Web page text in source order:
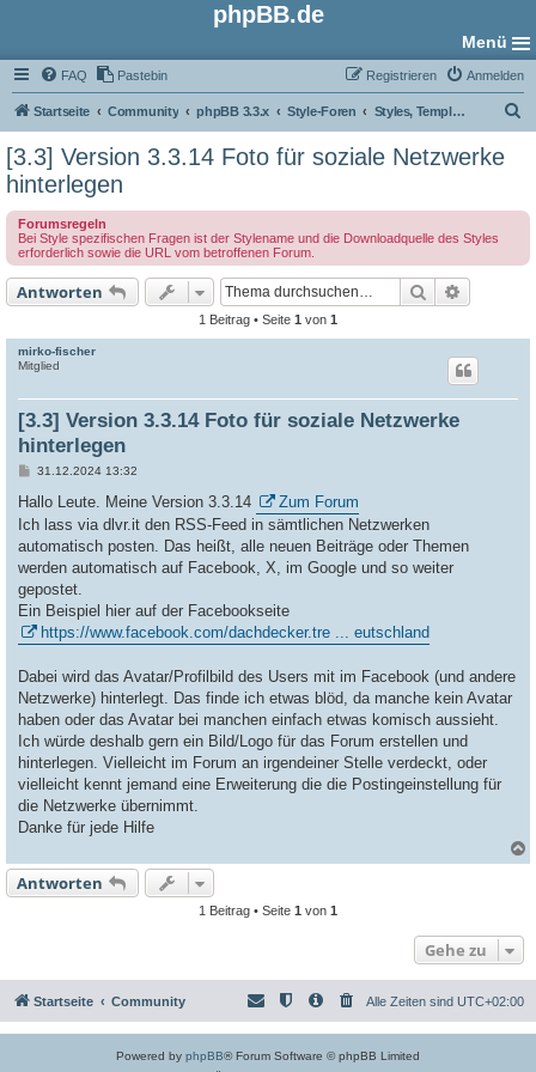
phpBB.de
Menü
FAQ Pastebin Anmelden
Registrieren
Startseite Community phpBB 3.3.x Style-Foren Styles, Templates und Grafiken
[3.3] Version 3.3.14 Foto für soziale Netzwerke
hinterlegen
Forumsregeln
Bei Style spezifischen Fragen ist der Stylename und die Downloadquelle des Styles
erforderlich sowie die URL vom betroffenen Forum.
Antworten Suche
1 Beitrag • Seite 1 von 1
mirko-fischer
Mitglied
[3.3] Version 3.3.14 Foto für soziale Netzwerke
hinterlegen
B
i
r
a
g
31.12.2024 13:32
Hallo Leute. Meine Version 3.3.14
Zum Forum
Ich lass via dlvr.it den RSS-Feed in sämtlichen Netzwerken
automatisch posten. Das heißt, alle neuen Beiträge oder Themen
werden automatisch auf Facebook, X, im Google und so weiter
gepostet.
Ein Beispiel hier auf der Facebookseite
https://www.facebook.com/dachdecker.tre ... eutschland
Dabei wird das Avatar/Profilbild des Users mit im Facebook (und andere
Netzwerke) hinterlegt. Das finde ich etwas blöd, da manche kein Avatar
haben oder das Avatar bei manchen einfach etwas komisch aussieht.
Ich würde deshalb gern ein Bild/Logo für das Forum erstellen und
hinterlegen. Vielleicht im Forum an irgendeiner Stelle verdeckt, oder
vielleicht kennt jemand eine Erweiterung die die Postingeinstellung für
die Netzwerke übernimmt.
Danke für jede Hilfe
a
Antworten
1 Beitrag • Seite 1 von 1
Gehe zu
Startseite Community Alle Zeiten sind UTC+02:00
Powered by phpBB® Forum Software © phpBB Limited